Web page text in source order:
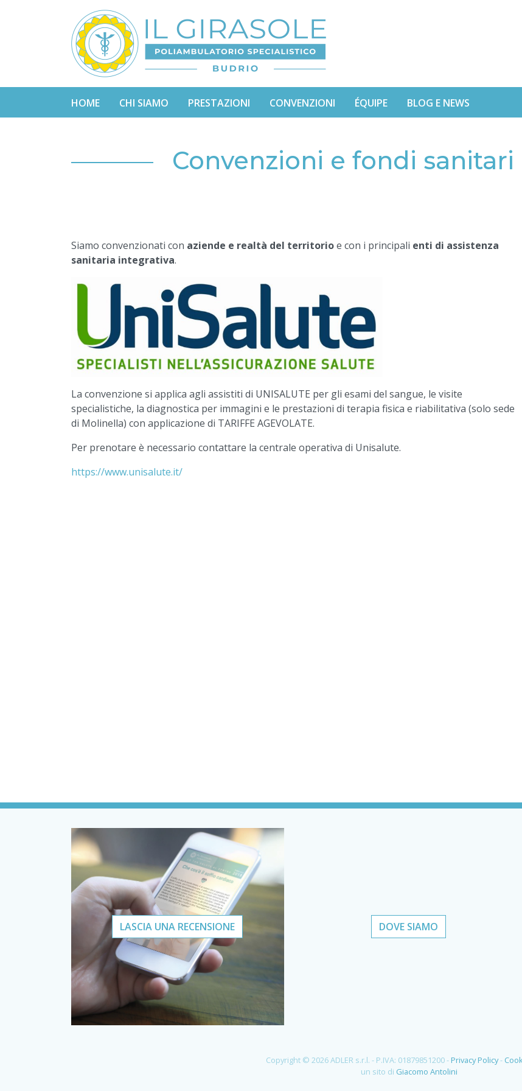
HOME CHI SIAMO PRESTAZIONI CONVENZIONI ÉQUIPE BLOG E NEWS
Convenzioni e fondi
Siamo convenzionati con aziende e realtà del territorioe con i principali enti di assistenza
sanitaria integrativa.
La convenzione si applica agli assistiti di UNISALUTE per gli esami del sangue, le visite
specialistiche, la diagnostica per immagini e le prestazioni di terapia fisica e riabilitativa (solo sede
di Molinella) con applicazione di TARIFFE AGEVOLATE.
Per prenotare è necessario contattare la centrale operativa di Unisalute.
https://www.unisalute.it/
LASCIA UNA RECENSIONE DOVE SIAMO
Copyright © 2026 ADLER s.r.l. - P.IVA: 01879851200 - Privacy Policy-
un sito di Giacomo Antolini